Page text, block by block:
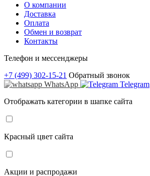
О компании
Доставка
Оплата
Обмен и возврат
Контакты
Телефон и мессенджеры
+7 (499) 302-15-21 Обратный звонок
WhatsApp
Telegram
Отображать категории в шапке сайта
Красный цвет сайта
Акции и распродажи